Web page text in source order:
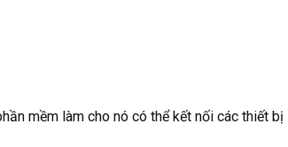
mềm làm cho nó có thể kết nối các thiết